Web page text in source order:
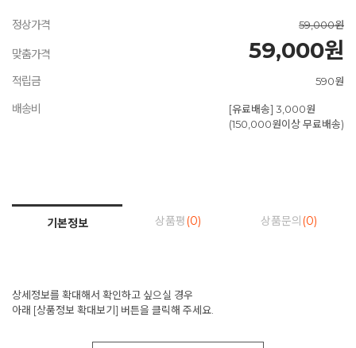
정상가격 59,000원
맞춤가격 59,000원
적립금 590원
배송비
[유료배송] 3,000원
(150,000원이상 무료배송)
기본정보 상품평 (0) 상품문의 (0)
상세정보를 확대해서 확인하고 싶으실 경우
아래 [상품정보 확대보기] 버튼을 클릭해 주세요.